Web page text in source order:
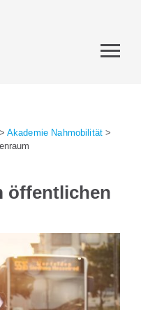
> Akademie Nahmobilität >
öffentlichen